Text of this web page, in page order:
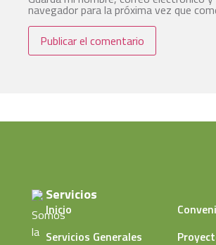
navegador para la próxima vez que
Somos
la
Servicios
Inicio
Servicios Generales